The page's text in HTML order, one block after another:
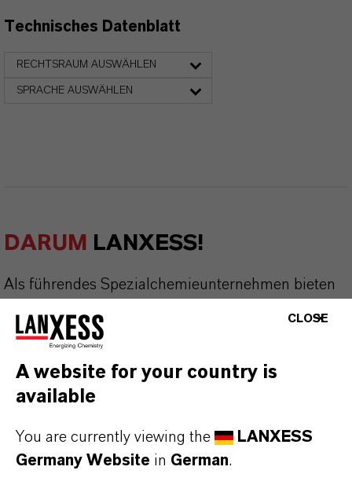
Technisches Datenblatt
RECHTSRAUM AUSWÄHLEN
SPRACHE AUSWÄHLEN
DARUM LANXESS!
Als führendes Spezialchemieunternehmen bieten
stehen für Zuverlässigkeit, Innovationskraft und
unseres Handelns stehen jedoch Sie: unsere
Kunden. Unsere Kunden profitieren von
maßgeschneiderten Lösungen, globaler Präsenz
und einem tiefen Verständnis ihrer Märkte. Hier
CLOSE
A website for your country is
available
You are currently viewing the
LANXESS
Germany Website in German.